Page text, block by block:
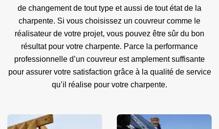
de changement de tout type et aussi de tout état de la
charpente. Si vous choisissez un couvreur comme le
réalisateur de votre projet, vous pouvez être sûr du bon
résultat pour votre charpente. Parce la performance
professionnelle d’un couvreur est amplement suffisante
pour assurer votre satisfaction grâce à la qualité de service
qu’il réalise pour votre charpente.